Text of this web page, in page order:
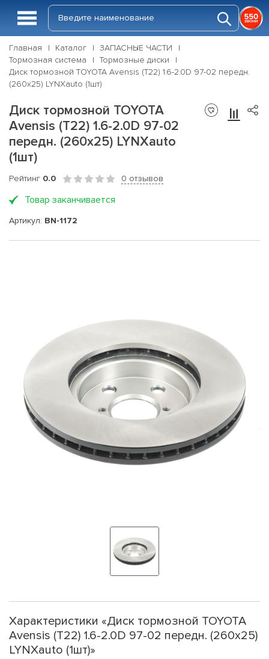
Главная Каталог
ЗАПАСНЫЕ ЧАСТИ
Тормозная система
Тормозные диски
Диск тормозной TOYOTA Avensis (T22) 1.6-2.0D 97-02 передн.
(260x25) LYNXauto (1шт)
Диск тормозной TOYOTA
Avensis (T22) 1.6-2.0D 97-02
передн. (260x25) LYNXauto
(1шт)
Рейтинг 0.0 0 отзывов
Товар заканчивается
Артикул: BN-1172
Характеристики «Диск тормозной TOYOTA
Avensis (T22) 1.6-2.0D 97-02 передн. (260x25)
LYNXauto (1шт)»